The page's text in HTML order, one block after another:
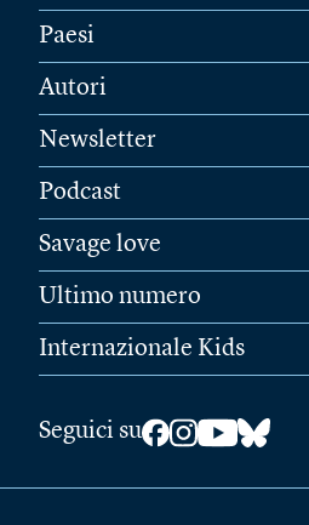
Paesi
Autori
Newsletter
Podcast
Savage love
Ultimo numero
Internazionale Kids
Seguici su